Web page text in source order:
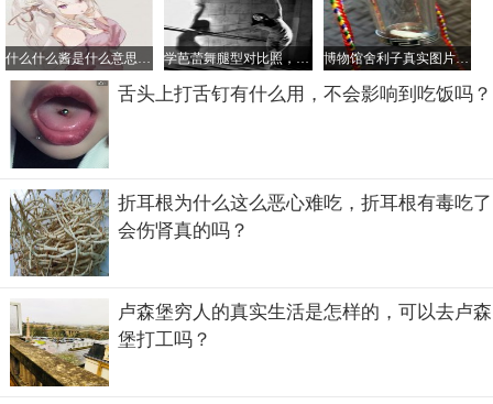
五爷庙求什么最灵
五爷庙还有一个非常美丽的传说。
据说当初的五台山并不是什么清凉之地，非常炎热。文殊菩
萨来到这个地方讲道发现这个问题，就去东海龙王那里找来
了一块清凉石，有了这块清凉石之后，五台山才变成了一个
风调雨顺的宝地。
什么什么酱是什么意思，酱是对女生的称呼吗？ 学芭蕾舞腿型对比照，学芭蕾舞最晚年龄是多大？ 博物馆舍利子真实图片，看舍利子什么颜色的好
舌头上打舌钉有什么用，不会影响到吃饭吗？
折耳根为什么这么恶心难吃，折耳根有毒吃了
会伤肾真的吗？
卢森堡穷人的真实生活是怎样的，可以去卢森
堡打工吗？